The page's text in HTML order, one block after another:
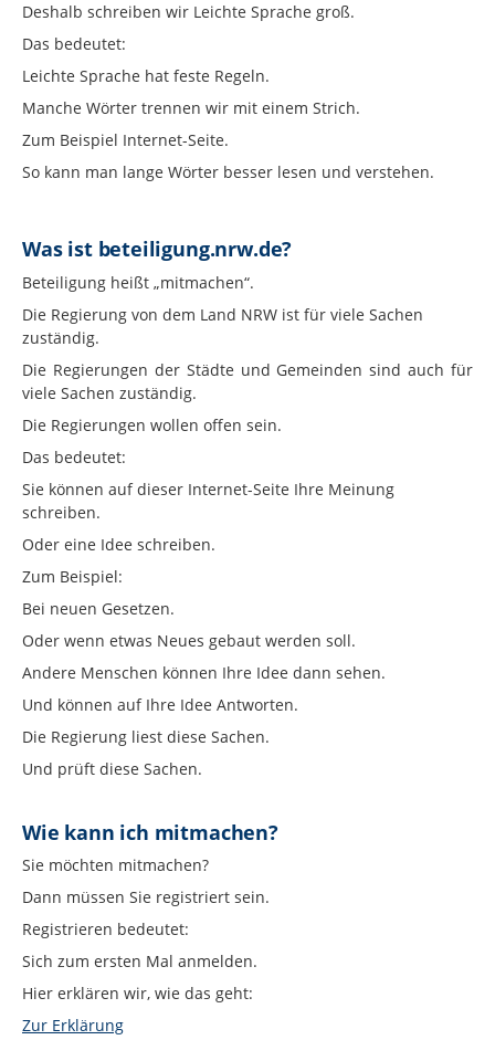
Deshalb schreiben wir Leichte Sprache groß.
Das bedeutet:
Leichte Sprache hat feste Regeln.
Manche Wörter trennen wir mit einem Strich.
Zum Beispiel Internet-Seite.
So kann man lange Wörter besser lesen und verstehen.
Was ist beteiligung.nrw.de?
Beteiligung heißt „mitmachen“.
Die Regierung von dem Land NRW ist für viele Sachen
zuständig.
Die Regierungen der Städte und Gemeinden sind auch für
viele Sachen zuständig.
Die Regierungen wollen offen sein.
Das bedeutet:
Sie können auf dieser Internet-Seite Ihre Meinung
schreiben.
Oder eine Idee schreiben.
Zum Beispiel:
Bei neuen Gesetzen.
Oder wenn etwas Neues gebaut werden soll.
Andere Menschen können Ihre Idee dann sehen.
Und können auf Ihre Idee Antworten.
Die Regierung liest diese Sachen.
Und prüft diese Sachen.
Wie kann ich mitmachen?
Sie möchten mitmachen?
Dann müssen Sie registriert sein.
Registrieren bedeutet:
Sich zum ersten Mal anmelden.
Hier erklären wir, wie das geht:
Zur Erklärung